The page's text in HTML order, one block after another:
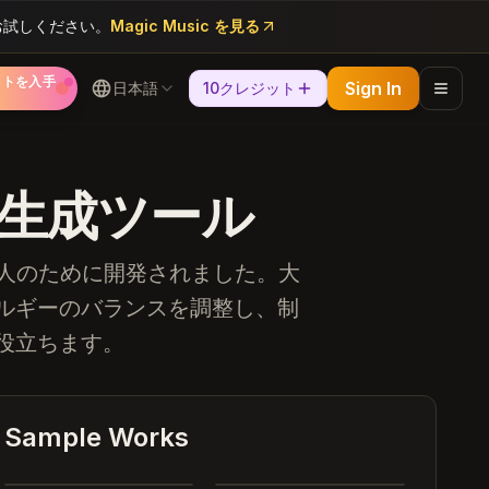
しください。 Magic Music を見る
を入手 日本語 10クレジット Sign In
成ツール
のために開発されました。大
ギーのバランスを調整し、制
ちます。
Sample Works
Heartbreak Souvenirs
Summer Dreams
3:28 4:05